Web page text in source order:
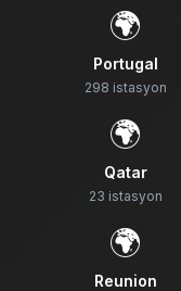
🌍
Portugal
298 istasyon
🌍
Qatar
23 istasyon
🌍
Reunion